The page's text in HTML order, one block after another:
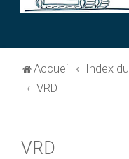
Accueil Index
VRD
VRD